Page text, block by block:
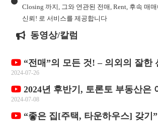
Closing 까지, 그와 연관된 전매, Rent, 후속 매
신뢰! 로 서비스를 제공합니다
동영상/칼럼
“전매”의 모든 것! – 의외의 잘한
2024-07-26
2024년 후반기, 토론토 부동산은
2024-07-08
“좋은 집[주택, 타운하우스] 갖기”